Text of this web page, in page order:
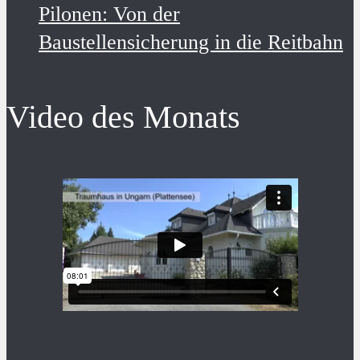
Pilonen: Von der
Baustellensicherung in die Reitbahn
Video des Monats